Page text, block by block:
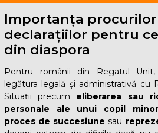
Importanța procurilor
declarațiilor pentru
din diaspora
Pentru românii din Regatul
legătura legală și administrativă cu
Situații precum eliberarea sau
personale ale unui copil minor
proces de succesiune sau